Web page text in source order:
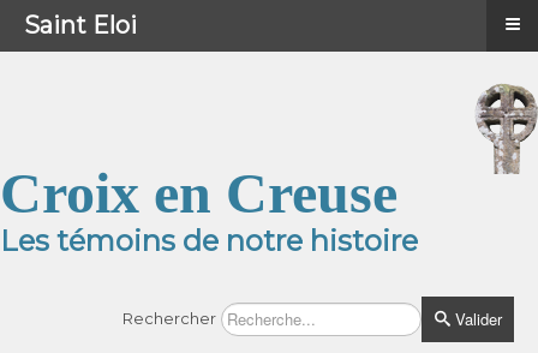
Croix en Creuse
Les témoins de notre histoire
Rechercher Valider
Menu ≡
Saint Eloi ≡